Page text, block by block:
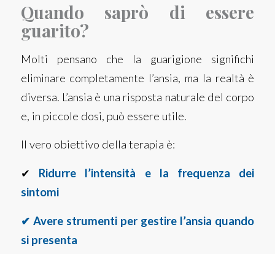
Quando saprò di essere
guarito?
Molti pensano che la guarigione significhi
eliminare completamente l’ansia, ma la realtà è
diversa. L’ansia è una risposta naturale del corpo
e, in piccole dosi, può essere utile.
Il vero obiettivo della terapia è:
✔ Ridurre l’intensità e la frequenza dei
sintomi
✔ Avere strumenti per gestire l’ansia quando
si presenta